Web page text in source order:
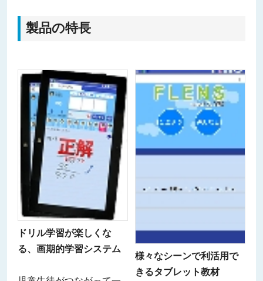
製品の特長
ドリル学習が楽しくな
る、画期的学習システム
様々なシーンで利活用で
きるタブレット教材